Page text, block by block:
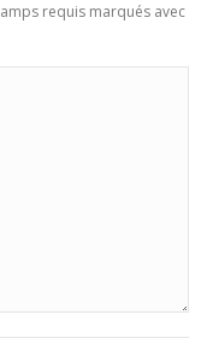
requis marqués avec